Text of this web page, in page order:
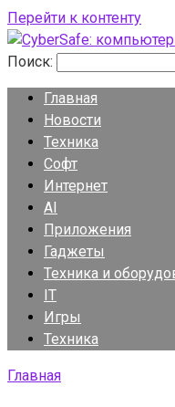
Перейти к контенту
Поиск:
Главная
Новости
Техника
Софт
Интернет
AI
Приложения
Гаджеты
Техника и
IT
Игры
Техника
Главная